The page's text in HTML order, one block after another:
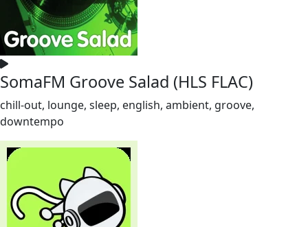
SomaFM Groove Salad (HLS FLAC)
chill-out, lounge, sleep, english, ambient, groove,
downtempo